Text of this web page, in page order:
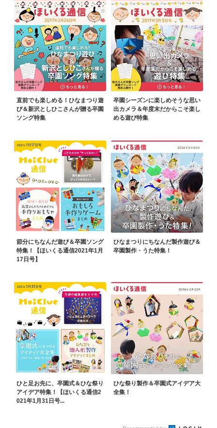
直前でも楽しめる！ひなまつり遊
び＆新沢としひこさんが贈る卒園
ソング特集
卒園シーズンに楽しめそうな思い
出カメラ＆年度末だからこそ楽し
める遊び特集
節分にちなんだ遊び＆卒園ソング
特集！【ほいくる通信2021年1月
17日号】
ひなまつりにちなんだ製作遊び＆
卒園製作・うた特集！
ひと足お先に、卒園式＆ひな祭り
アイデア特集！【ほいくる通信2
021年1月31日号...
ひな祭り製作＆卒園式アイデア大
全集！